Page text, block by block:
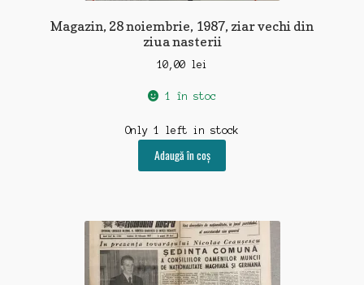
Magazin, 28 noiembrie, 1987, ziar vechi din
ziua nasterii
10,00 lei
1 în stoc
Only 1 left in stock
Adaugă în coș